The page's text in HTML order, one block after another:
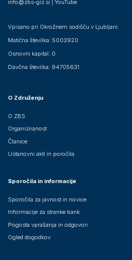
info@zbs-giz.si
YouTube
Vpisano pri Okrožnem sodišču v Ljubljani.
Matična številka: 5003920
Osnovni kapital: 0
Davčna številka: 94705631
O Združenju
O ZBS
Organiziranost
Članice
Ustanovni akti in poročila
Sporočila in informacije
Sporočila za javnost in novice
Informacije za stranke bank
Pogosta vprašanja in odgovori
Ogled dogodkov